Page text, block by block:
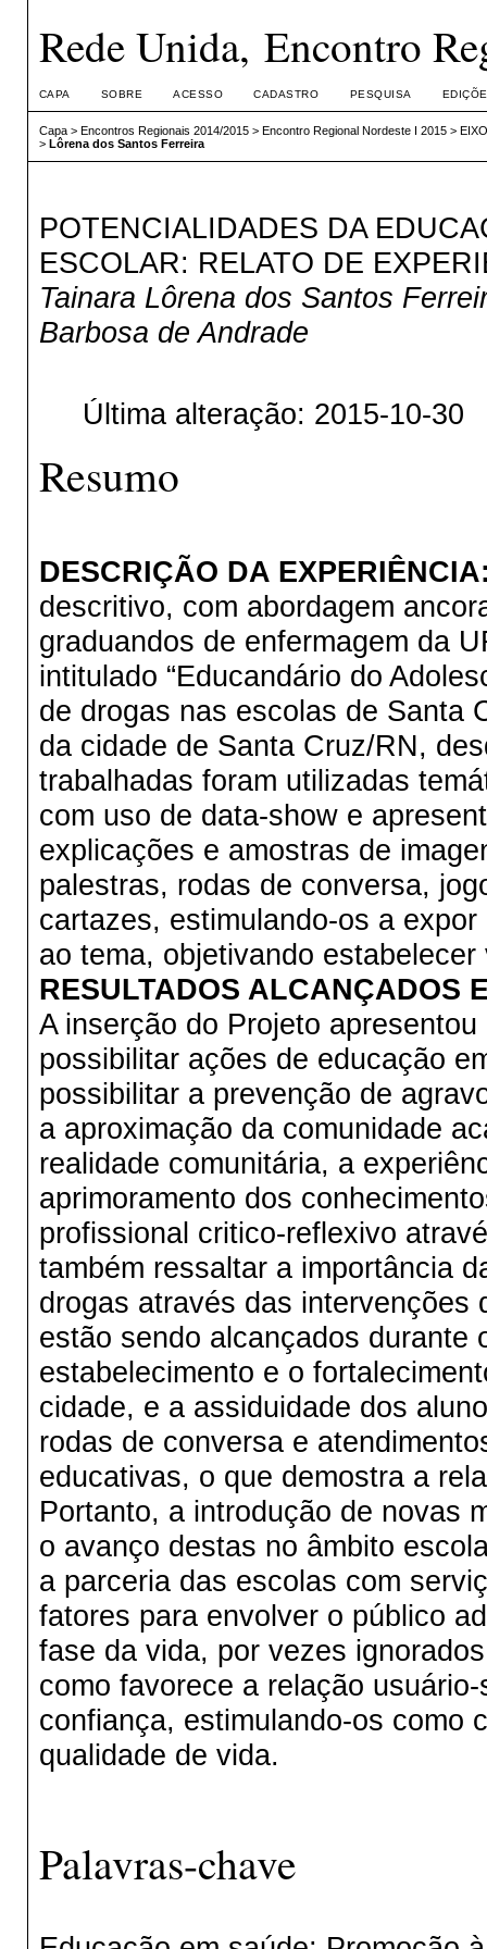
Rede Unida, Encontro
CAPA SOBRE ACESSO CADASTRO PESQUISA
Capa> Encontros Regionais 2014/2015> Encontro Regional Nordeste I 2015>
> Lôrena dos Santos Ferreira
POTENCIALIDADES DA
ESCOLAR: RELATO DE
Tainara Lôrena dos Santos
Barbosa de Andrade
Última alteração: 2015-10-30
Resumo
DESCRIÇÃO DA
descritivo, com abordagem
graduandos de enfermagem da
intitulado “Educandário do
de drogas nas escolas de Santa
da cidade de Santa Cruz/RN,
trabalhadas foram utilizadas
com uso de data-show e
explicações e amostras de
palestras, rodas de conversa,
cartazes, estimulando-os a
ao tema, objetivando
RESULTADOS ALCANÇADOS
A inserção do Projeto
possibilitar ações de educação
possibilitar a prevenção de
a aproximação da comunidade
realidade comunitária, a
aprimoramento dos
profissional critico-reflexivo
também ressaltar a importância
drogas através das intervenções
estão sendo alcançados durante
estabelecimento e o
cidade, e a assiduidade dos
rodas de conversa e
educativas, o que demostra a
Portanto, a introdução de novas
o avanço destas no âmbito
a parceria das escolas com
fatores para envolver o público
fase da vida, por vezes
como favorece a relação
confiança, estimulando-os como
qualidade de vida.
Palavras-chave